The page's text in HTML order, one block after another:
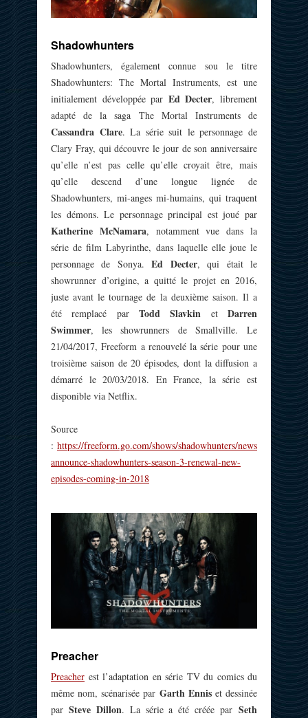
Shadowhunters
Shadowhunters, également connue sou le titre
Shadowhunters: The Mortal Instruments, est une
initialement développée par Ed Decter, librement
adapté de la saga The Mortal Instruments de
Cassandra Clare. La série suit le personnage de
Clary Fray, qui découvre le jour de son anniversaire
qu’elle n’est pas celle qu’elle croyait être, mais
qu’elle descend d’une longue lignée de
Shadowhunters, mi-anges mi-humains, qui traquent
les démons. Le personnage principal est joué par
Katherine McNamara, notamment vue dans la
série de film Labyrinthe, dans laquelle elle joue le
personnage de Sonya.Ed Decter, qui était le
showrunner d’origine, a quitté le projet en 2016,
juste avant le tournage de la deuxième saison. Il a
été remplacé par Todd Slavkin etDarren
Swimmer, les showrunners de Smallville. Le
21/04/2017, Freeform a renouvelé la série pour une
troisième saison de 20 épisodes, dont la diffusion a
démarré le 20/03/2018. En France, la série est
disponible via Netflix.
Source
: https://freeform.go.com/shows/shadowhunters/news/freeform-
announce-shadowhunters-season-3-renewal-new-
episodes-coming-in-2018
Preacher
Preacher est l’adaptation en série TV du comics du
même nom, scénarisée par Garth Enniset dessinée
par Steve Dillon. La série a été créée parSeth